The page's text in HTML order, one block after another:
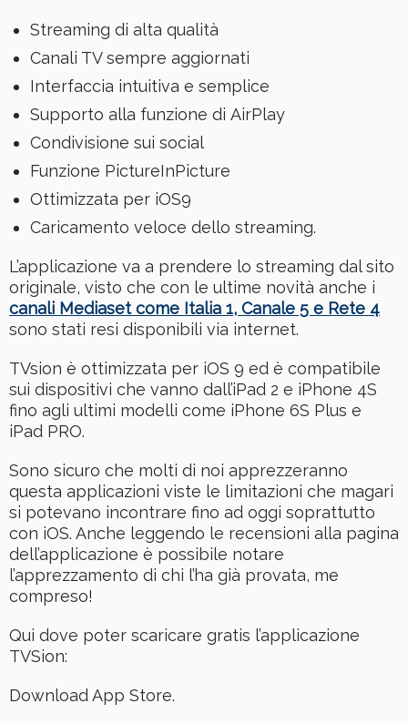
Streaming di alta qualità
Canali TV sempre aggiornati
Interfaccia intuitiva e semplice
Supporto alla funzione di AirPlay
Condivisione sui social
Funzione PictureInPicture
Ottimizzata per iOS9
Caricamento veloce dello streaming.
L’applicazione va a prendere lo streaming dal sito
originale, visto che con le ultime novità anche i
canali Mediaset come Italia 1, Canale 5 e Rete 4
sono stati resi disponibili via internet.
TVsion è ottimizzata per iOS 9 ed è compatibile
sui dispositivi che vanno dall’iPad 2 e iPhone 4S
fino agli ultimi modelli come iPhone 6S Plus e
iPad PRO.
Sono sicuro che molti di noi apprezzeranno
questa applicazioni viste le limitazioni che magari
si potevano incontrare fino ad oggi soprattutto
con iOS. Anche leggendo le recensioni alla pagina
dell’applicazione è possibile notare
l’apprezzamento di chi l’ha già provata, me
compreso!
Qui dove poter scaricare gratis l’applicazione
TVSion:
Download App Store.